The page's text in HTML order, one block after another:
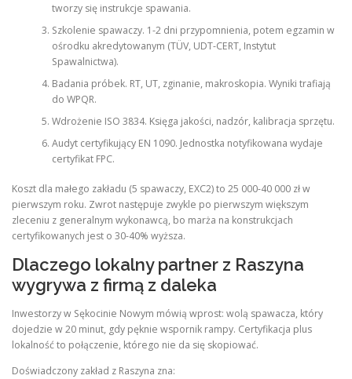
tworzy się instrukcje spawania.
Szkolenie spawaczy. 1-2 dni przypomnienia, potem egzamin w
ośrodku akredytowanym (TÜV, UDT-CERT, Instytut
Spawalnictwa).
Badania próbek. RT, UT, zginanie, makroskopia. Wyniki trafiają
do WPQR.
Wdrożenie ISO 3834. Księga jakości, nadzór, kalibracja sprzętu.
Audyt certyfikujący EN 1090. Jednostka notyfikowana wydaje
certyfikat FPC.
Koszt dla małego zakładu (5 spawaczy, EXC2) to 25 000-40 000 zł w
pierwszym roku. Zwrot następuje zwykle po pierwszym większym
zleceniu z generalnym wykonawcą, bo marża na konstrukcjach
certyfikowanych jest o 30-40% wyższa.
Dlaczego lokalny partner z Raszyna
wygrywa z firmą z daleka
Inwestorzy w Sękocinie Nowym mówią wprost: wolą spawacza, który
dojedzie w 20 minut, gdy pęknie wspornik rampy. Certyfikacja plus
lokalność to połączenie, którego nie da się skopiować.
Doświadczony zakład z Raszyna zna: